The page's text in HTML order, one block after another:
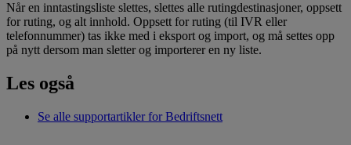
Når en inntastingsliste slettes, slettes alle rutingdestinasjoner, oppsett
for ruting, og alt innhold. Oppsett for ruting (til IVR eller
telefonnummer) tas ikke med i eksport og import, og må settes opp
på nytt dersom man sletter og importerer en ny liste.
Les også
Se alle supportartikler for Bedriftsnett